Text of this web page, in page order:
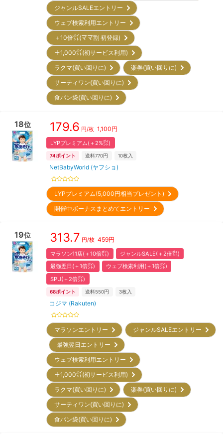
ジャンルSALEエントリー
ウェブ検索利用エントリー
＋10倍㌽(ママ割 初登録)
＋1,000㌽(初サービス利用)
ラクマ(買い回りに)
楽券(買い回りに)
サーティワン(買い回りに)
食パン袋(買い回りに)
18位 179.6 円/枚 1,100円
LYPプレミアム(＋2%㌽)
74ポイント 送料770円 10枚入
NetBabyWorld (ヤフショ)
LYPプレミアム(5,000円相当プレゼント)
開催中ボーナスまとめてエントリー
19位 313.7 円/枚 459円
マラソン11店(＋10倍㌽)
ジャンルSALE(＋2倍㌽)
最強翌日(＋1倍㌽)
ウェブ検索利用(＋1倍㌽)
SPU(＋2倍㌽)
68ポイント 送料550円 3枚入
コジマ (Rakuten)
マラソンエントリー
ジャンルSALEエントリー
最強翌日エントリー
ウェブ検索利用エントリー
＋1,000㌽(初サービス利用)
ラクマ(買い回りに)
楽券(買い回りに)
サーティワン(買い回りに)
食パン袋(買い回りに)